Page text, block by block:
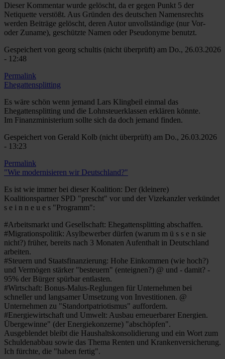
Dieser Kommentar wurde gelöscht, da er gegen Punkt 5 der
Netiquette verstößt. Aus Gründen des deutschen Namensrechts
werden Beiträge gelöscht, deren Autor unvollständige (nur Vor-
oder Zuname), geschützte Namen oder Pseudonyme benutzt.
Gespeichert von georg schultis (nicht überprüft) am Do., 26.03.2026
- 12:48
Permalink
Ehegattensplitting
Es wäre schön wenn jemand Lars Klingbeil einmal das
Ehegattensplitting und die Lohnsteuerklassen erklären könnte.
Im Finanzministerium sollte sich da doch jemand finden.
Gespeichert von Gerald Kolb (nicht überprüft) am Do., 26.03.2026
- 13:23
Permalink
"Wie modernisieren wir Deutschland?"
Es ist wie immer bei dieser Koalition: Der (kleinere)
Koalitionspartner SPD "prescht" vor und der Vizekanzler verkündet
s e i n n e u e s "Programm":
#Arbeitsmarkt und Gesellschaft: Ehegattensplitting abschaffen.
#Migrationspolitik: Asylbewerber dürfen (warum m ü s s e n sie
nicht?) früher, bereits nach 3 Monaten Aufenthalt in Deutschland
arbeiten.
#Steuern und Staatsfinanzierung: Hohe Einkommen (wie hoch?)
und Vermögen stärker "besteuern" (enteignen?) @ und - damit? -
95% der Bürger spürbar entlasten.
#Wirtschaft: Bonus-Malus-Reglungen für Unternehmen bei
schneller und langsamer Umsetzung von Investitionen. @
Unternehmen zu "Standortpatriotismus" auffordern.
#Energiewirtschaft und Umwelt: Ausbau erneuerbarer Energien.
Übergewinne" (der Energiekonzerne) "abschöpfen".
Ausgeblendet bleibt die Haushaltskonsolidierung und ein Wort zum
Schuldenabbau sowie das Thema Renten und Krankenversicherung.
Ich fürchte, die "haben fertig".